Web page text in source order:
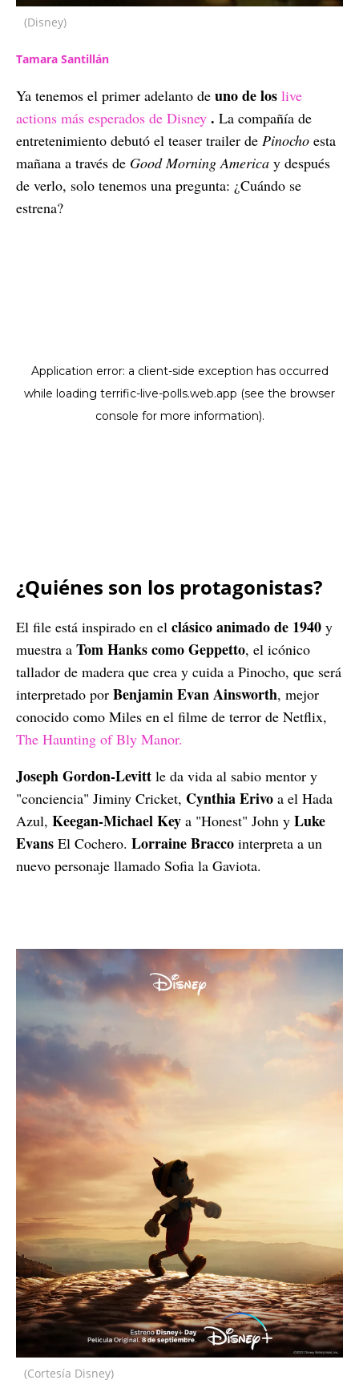
(Disney)
Tamara Santillán
Ya tenemos el primer adelanto de uno de los live
actions más esperados de Disney . La compañía de
entretenimiento debutó el teaser trailer de Pinocho esta
mañana a través de Good Morning America y después
de verlo, solo tenemos una pregunta: ¿Cuándo se
estrena?
¿Quiénes son los protagonistas?
El file está inspirado en el clásico animado de 1940 y
muestra a Tom Hanks como Geppetto, el icónico
tallador de madera que crea y cuida a Pinocho, que será
interpretado por Benjamin Evan Ainsworth, mejor
conocido como Miles en el filme de terror de Netflix,
The Haunting of Bly Manor.
Joseph Gordon-Levitt le da vida al sabio mentor y
"conciencia" Jiminy Cricket, Cynthia Erivo a el Hada
Azul, Keegan-Michael Key a "Honest" John y Luke
Evans El Cochero. Lorraine Bracco interpreta a un
nuevo personaje llamado Sofia la Gaviota.
(Cortesía Disney)